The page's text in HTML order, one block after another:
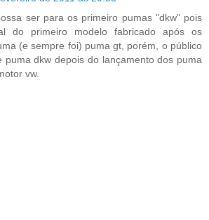
ser para os primeiro pumas "dkw" pois
do primeiro modelo fabricado após os
(e sempre foi) puma gt, porém, o público
puma dkw depois do lançamento dos puma
vw.